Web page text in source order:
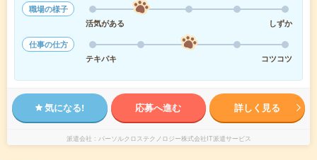
職場の様子
活気がある
しずか
仕事の仕方
テキパキ
コツコツ
気になる! 応募へ進む 詳しく見る
派遣会社 パーソルクロステクノロジー株式会社IT派遣サービス